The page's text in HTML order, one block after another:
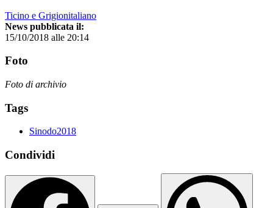
Ticino e Grigionitaliano
News pubblicata il:
15/10/2018 alle 20:14
Foto
Foto di archivio
Tags
Sinodo2018
Condividi